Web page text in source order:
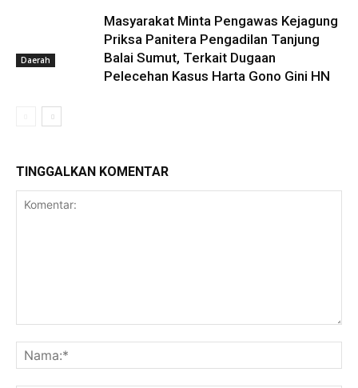
Daerah
Masyarakat Minta Pengawas Kejagung
Priksa Panitera Pengadilan Tanjung
Balai Sumut, Terkait Dugaan
Pelecehan Kasus Harta Gono Gini HN
TINGGALKAN KOMENTAR